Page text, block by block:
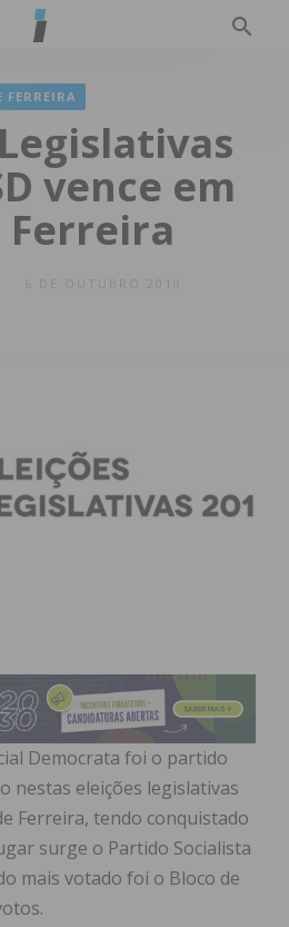
FERREIRA
vence em
Ferreira
6 DE OUTUBRO 2019
Democrata foi o partido
nestas eleições legislativas
Ferreira, tendo conquistado
surge o Partido Socialista
mais votado foi o Bloco de